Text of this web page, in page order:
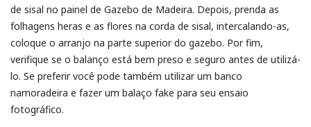
de sisal no painel de Gazebo de Madeira. Depois, prenda as
folhagens heras e as flores na corda de sisal, intercalando-as,
coloque o arranjo na parte superior do gazebo. Por fim,
verifique se o balanço está bem preso e seguro antes de utilizá-
lo. Se preferir você pode também utilizar um banco
namoradeira e fazer um balaço fake para seu ensaio
fotográfico.